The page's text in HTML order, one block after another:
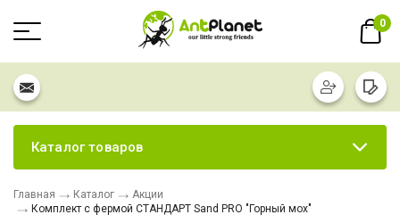
0
Каталог товаров
Главная Каталог
Акции
Комплект с фермой СТАНДАРТ Sand PRO "Горный мох"